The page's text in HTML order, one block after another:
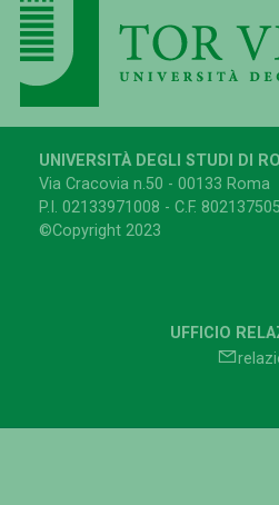
UNIVERSITÀ DEGLI STUDI DI
Via Cracovia n.50 - 00133 Roma
P.I. 02133971008 - C.F.
©Copyright 2023
UFFICIO